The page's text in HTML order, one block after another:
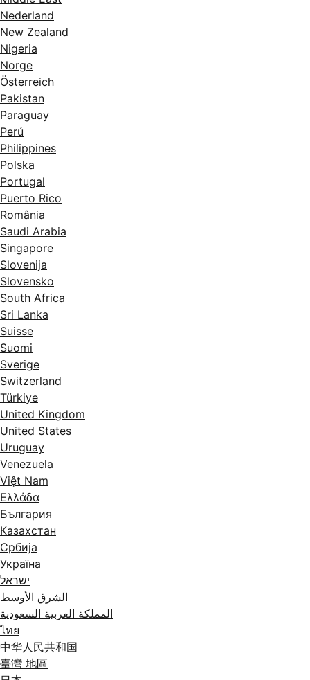
Nederland
New Zealand
Nigeria
Norge
Österreich
Pakistan
Paraguay
Perú
Philippines
Polska
Portugal
Puerto Rico
România
Saudi Arabia
Singapore
Slovenija
Slovensko
South Africa
Sri Lanka
Suisse
Suomi
Sverige
Switzerland
Türkiye
United Kingdom
United States
Uruguay
Venezuela
Việt Nam
Ελλάδα
България
Казахстан
Србија
Україна
ישראל
الشرق الأوسط
المملكة العربية السعودية
ไทย
中华人民共和国
臺灣 地區